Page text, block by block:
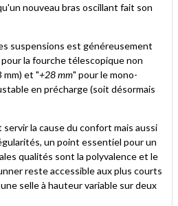
nouveau bras oscillant fait son
suspensions est généreusement
pour la fourche télescopique non
mm) et "+28 mm" pour le mono-
en précharge (soit désormais
la cause du confort mais aussi
un point essentiel pour un
qualités sont la polyvalence et le
reste accessible aux plus courts
selle à hauteur variable sur deux